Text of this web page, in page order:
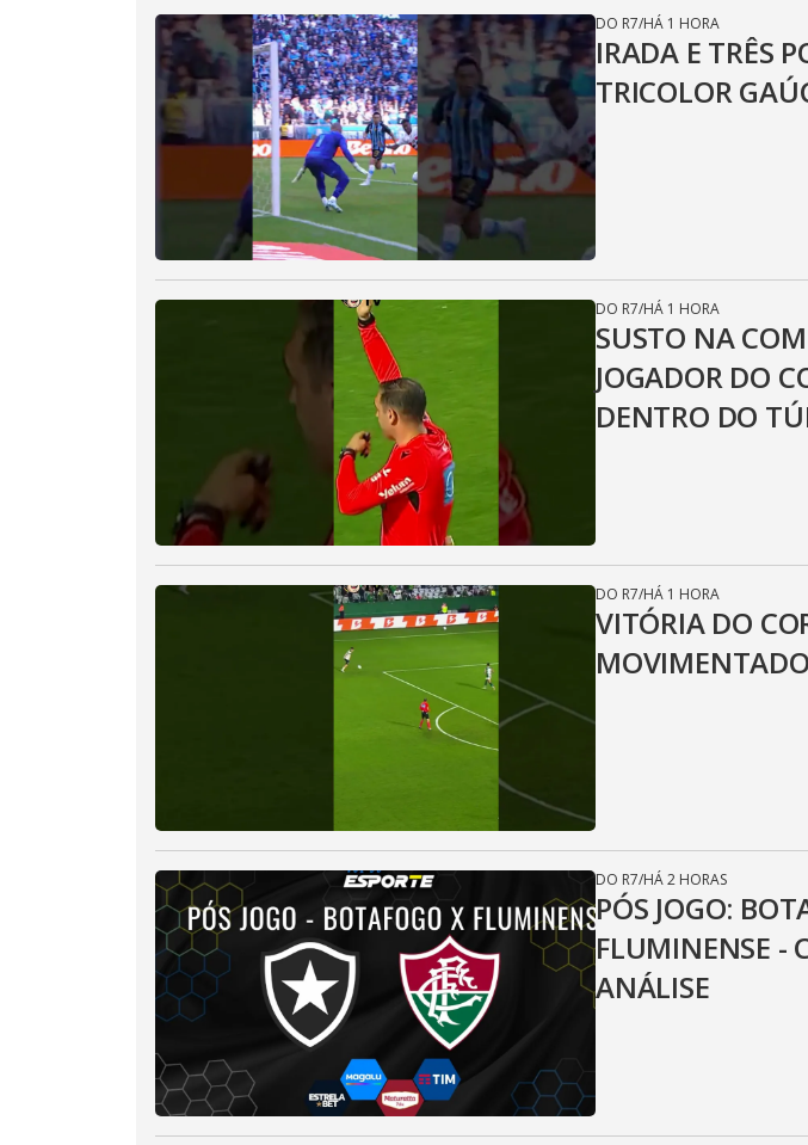
DO R7/HÁ 1 HORA
IRADA E TRÊS
TRICOLOR
DO R7/HÁ 1 HORA
SUSTO NA
JOGADOR DO
DENTRO DO
DO R7/HÁ 1 HORA
VITÓRIA DO
DO R7/HÁ 2 HORAS
PÓS JOGO:
FLUMINENSE -
ANÁLISE